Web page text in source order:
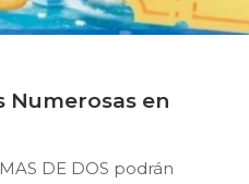
Numerosas en
DE DOS podrán